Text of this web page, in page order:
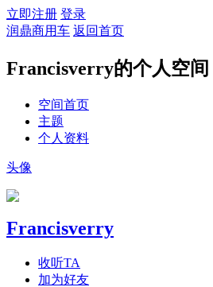
立即注册 登录
润鼎商用车 返回首页
Francisverry的个人空间
空间首页
主题
个人资料
头像
Francisverry
收听TA
加为好友